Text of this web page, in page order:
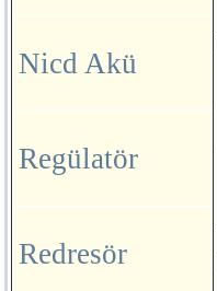
Nicd Akü
Regülatör
Redresör